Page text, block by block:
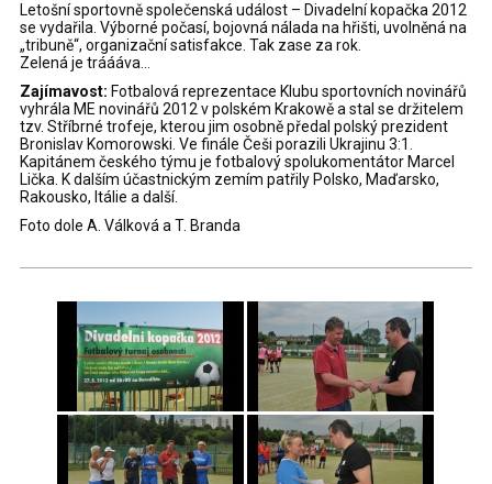
Letošní sportovně společenská událost – Divadelní kopačka 2012
se vydařila. Výborné počasí, bojovná nálada na hřišti, uvolněná na
„tribuně“, organizační satisfakce. Tak zase za rok.
Zelená je tráááva…
Zajímavost: Fotbalová reprezentace Klubu sportovních novinářů
vyhrála ME novinářů 2012 v polském Krakowě a stal se držitelem
tzv. Stříbrné trofeje, kterou jim osobně předal polský prezident
Bronislav Komorowski. Ve finále Češi porazili Ukrajinu 3:1.
Kapitánem českého týmu je fotbalový spolukomentátor Marcel
Lička. K dalším účastnickým zemím patřily Polsko, Maďarsko,
Rakousko, Itálie a další.
Foto dole A. Válková a T. Branda